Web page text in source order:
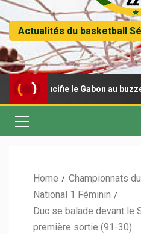
Actualités du basketball
crucifie le Gabon au buzzer
Home
Championnats
National 1 Féminin
Duc se balade devant le
première sortie (91-30)